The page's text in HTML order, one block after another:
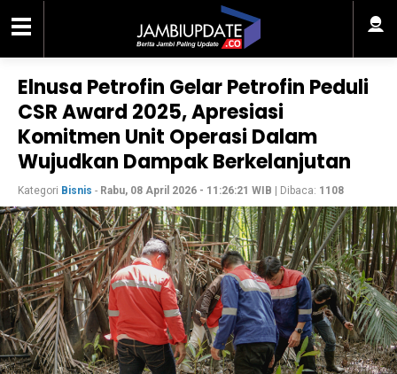
Elnusa Petrofin Gelar Petrofin Peduli
CSR Award 2025, Apresiasi
Komitmen Unit Operasi Dalam
Wujudkan Dampak Berkelanjutan
Kategori Bisnis - Rabu, 08 April 2026 - 11:26:21 WIB | Dibaca: 1108